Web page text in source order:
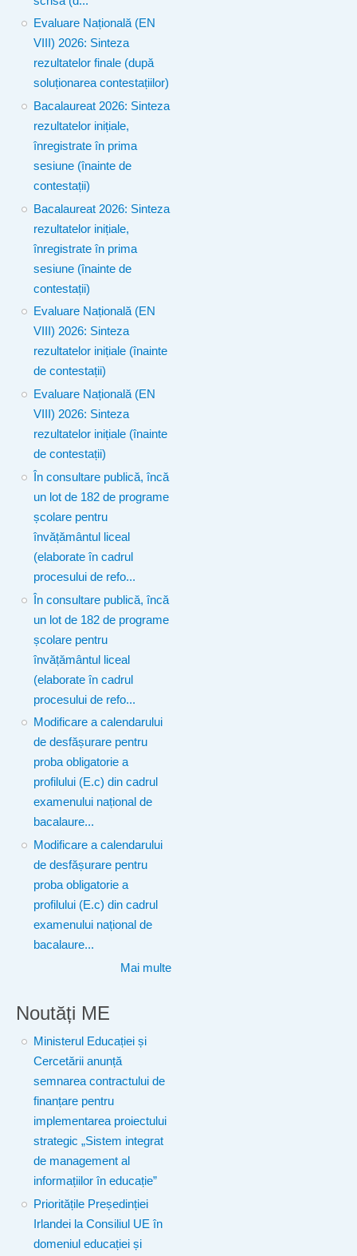
Evaluare Națională (EN
VIII) 2026: Sinteza
rezultatelor finale (după
soluționarea contestațiilor)
Bacalaureat 2026: Sinteza
rezultatelor inițiale,
înregistrate în prima
sesiune (înainte de
contestații)
Bacalaureat 2026: Sinteza
rezultatelor inițiale,
înregistrate în prima
sesiune (înainte de
contestații)
Evaluare Națională (EN
VIII) 2026: Sinteza
rezultatelor inițiale (înainte
de contestații)
Evaluare Națională (EN
VIII) 2026: Sinteza
rezultatelor inițiale (înainte
de contestații)
În consultare publică, încă
un lot de 182 de programe
școlare pentru
învățământul liceal
(elaborate în cadrul
procesului de refo...
În consultare publică, încă
un lot de 182 de programe
școlare pentru
învățământul liceal
(elaborate în cadrul
procesului de refo...
Modificare a calendarului
de desfășurare pentru
proba obligatorie a
profilului (E.c) din cadrul
examenului național de
bacalaure...
Modificare a calendarului
de desfășurare pentru
proba obligatorie a
profilului (E.c) din cadrul
examenului național de
bacalaure...
Mai multe
Noutăți ME
Ministerul Educației și
Cercetării anunță
semnarea contractului de
finanțare pentru
implementarea proiectului
strategic „Sistem integrat
de management al
informațiilor în educație”
Prioritățile Președinției
Irlandei la Consiliul UE în
domeniul educației și